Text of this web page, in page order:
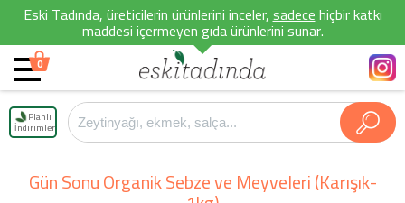
Eski Tadında, üreticilerin ürünlerini inceler,sadecehiçbir katkı
maddesi içermeyen gıda ürünlerini sunar.
0
Planlı
İndirimler
Gün Sonu Organik Sebze ve Meyveleri (Karışık-